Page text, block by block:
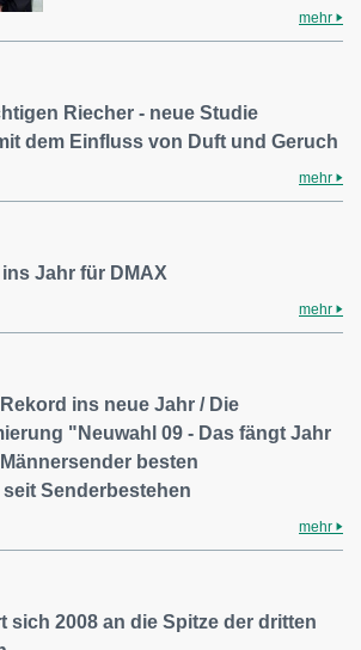
mehr
Riecher - neue Studie
dem Einfluss von Duft und Geruch
mehr
Jahr für DMAX
mehr
ins neue Jahr / Die
"Neuwahl 09 - Das fängt Jahr
besten
Senderbestehen
mehr
sich 2008 an die Spitze der dritten